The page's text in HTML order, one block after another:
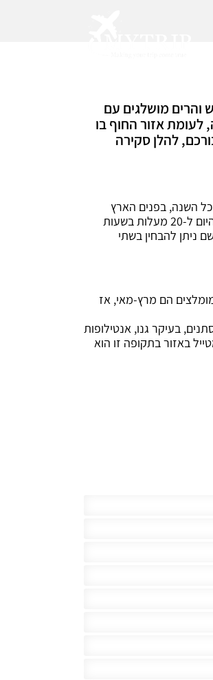
והרים מושלגים עם
לעומת אזור החוף בו
להלן סקירה
כל השנה, בפנים הארץ
האקלים יבש, באזור עמק ריפט שורר מזג אוויר די נוח, ואילו באזורים המדבריים האקלים משתנה באופן קיצוני, לעיתים בין 40 מעלות במהלך היום ל-20 מעלות בשעות
ניתן להבחין בשתי
הם מרץ-מאי, אז
בעיקר גנו, אנטילופות
באזור בתקופה זו הוא